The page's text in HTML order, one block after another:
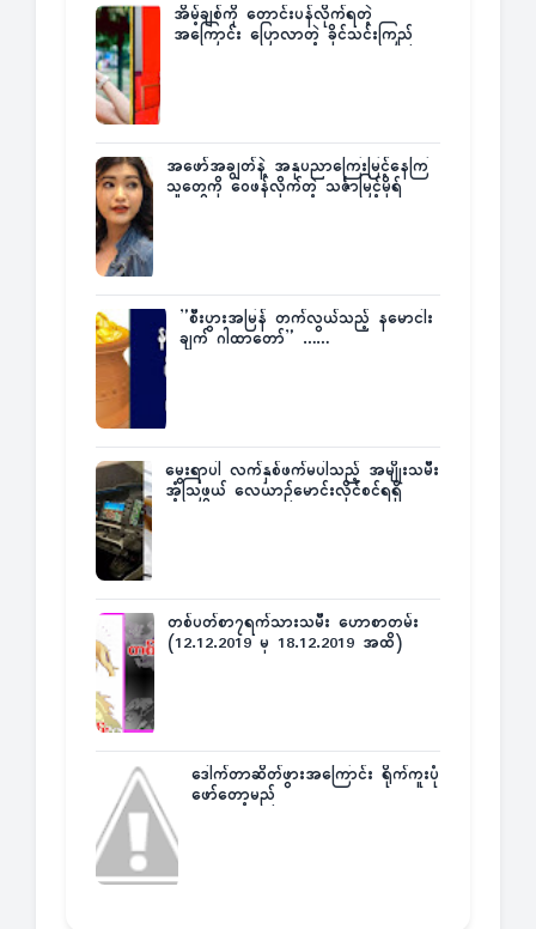
အိမ့်ချစ်ကို တောင်းပန်လိုက်ရတဲ့
အကြောင်း ပြောလာတဲ့ ခိုင်သင်းကြည်
အဖော်အချွတ်နဲ့ အနုပညာကြေးမြင့်နေကြ
သူတွေကို ဝေဖန်လိုက်တဲ့ သင်္ဇာမြင့်မိုရ်
”စီးပွားအမြန် တက်လွယ်သည့် နမောငါး
ချက် ဂါထာတော်” ……
မွေးရာပါ လက်နှစ်ဖက်မပါသည့် အမျိုးသမီး
အံ့သြဖွယ် လေယာဉ်မောင်းလိုင်စင်ရရှိ
တစ်ပတ်စာ၇ရက်သားသမီး ဟောစာတမ်း
(12.12.2019 မှ 18.12.2019 အထိ)
ဒေါက်တာဆိတ်ဖွားအကြောင်း ရိုက်ကူးပုံ
ဖော်တော့မည်